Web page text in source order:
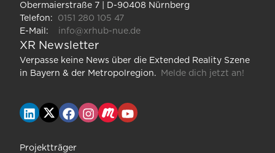
Obermaierstraße 7 | D-90408 Nürnberg
Telefon:
0151 280 105 47
E-Mail:
info@xrhub-nue.de
XR Newsletter
Verpasse keine News über die Extended Reality Szene
in Bayern & der Metropolregion.
Melde dich jetzt an!
Projektträger